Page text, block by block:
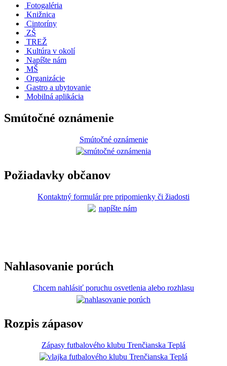
Fotogaléria
Knižnica
Cintoríny
ZŠ
TREŽ
Kultúra v okolí
Napíšte nám
MŠ
Organizácie
Gastro a ubytovanie
Mobilná aplikácia
Smútočné oznámenie
Smútočné oznámenie
Požiadavky občanov
Kontaktný formulár pre pripomienky či žiadosti
Nahlasovanie porúch
Chcem nahlásiť poruchu osvetlenia alebo rozhlasu
Rozpis zápasov
Zápasy futbalového klubu Trenčianska Teplá